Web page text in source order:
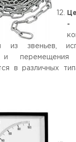
из звеньев,
и перемещения
в различных